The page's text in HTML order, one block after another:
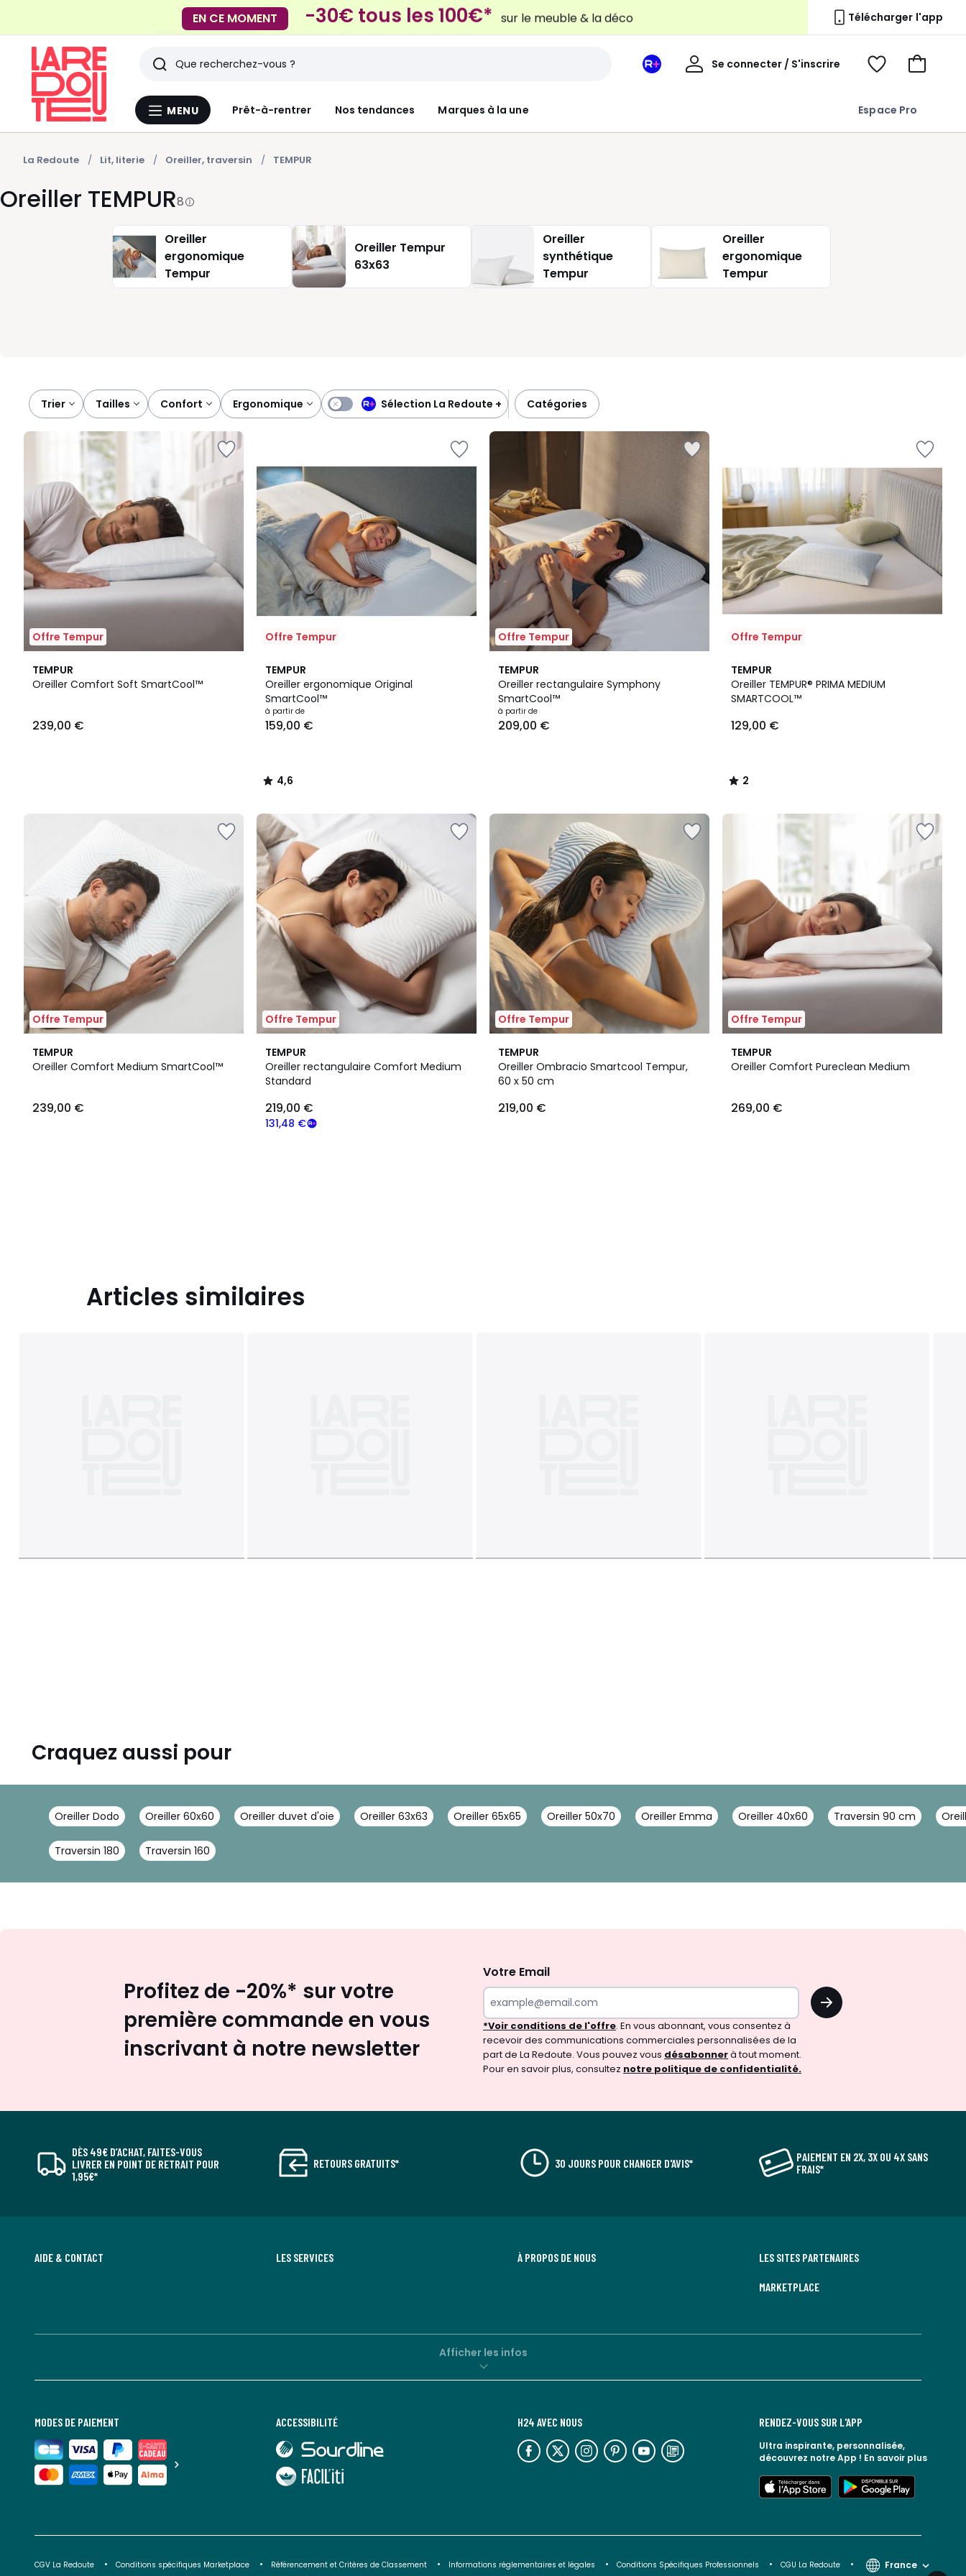
EN CE MOMENT
-40% dès 2 articles* sur le linge de maison et la literie Télécharger l'app
Menu
MENU Prêt-à-rentrer Nos tendances Marques à la une Espace Pro
Rechercher
Derniers
articles
vus
Mon
Se connecter / S'inscrire
Mon
Voir
Voir
La Redoute Lit, literie Oreiller, traversin TEMPUR
Oreiller TEMPUR8
Oreiller
ergonomique
Tempur
Oreiller Tempur
63x63
Oreiller
synthétique
Tempur
Oreiller
ergonomique
Tempur
Trier tailles confort ergonomique Sélection La Redoute + catégories
Offre Tempur
TEMPUR
Oreiller Comfort Soft SmartCool™
€.
239,00 €
Offre Tempur
TEMPUR
Oreiller ergonomique Original
SmartCool™
à partir de
159,00 €
4,6
/ 5
4,6
/
Offre Tempur
TEMPUR
Oreiller rectangulaire Symphony
SmartCool™
à partir de
209,00 €
Offre Tempur
TEMPUR
Oreiller TEMPUR® PRIMA MEDIUM
SMARTCOOL™
129,00 €
2
/
5
2
/
Offre Tempur
TEMPUR
Oreiller Comfort Medium SmartCool™
239,00 €
Offre Tempur
TEMPUR
Oreiller rectangulaire Comfort Medium
Standard
131,48 €
219,00 €
Offre Tempur
TEMPUR
Oreiller Ombracio Smartcool Tempur,
60 x 50 cm
219,00 €
Offre Tempur
TEMPUR
Oreiller Comfort Pureclean Medium
269,00 €
Articles similaires
Craquez aussi pour
Oreiller Dodo Oreiller 60x60 Oreiller duvet d'oie Oreiller 63x63 Oreiller 65x65 Oreiller 50x70 Oreiller Emma Oreiller 40x60 Traversin 90 cm
Traversin 180 Traversin 160
Profitez de -20%* sur votre
première commande en vous
inscrivant à notre newsletter
Votre Email
OK
*Voir conditions de l'offre. En vous abonnant, vous consentez à
recevoir des communications commerciales personnalisées de la
part de La Redoute. Vous pouvez vous désabonnerà tout moment.
Pour en savoir plus, consultez notre politique de confidentialité.
DÈS 49€ D’ACHAT, FAITES-VOUS
LIVRER EN POINT DE RETRAIT POUR
1,95€*
RETOURS GRATUITS* 30 JOURS POUR CHANGER D'AVIS*
PAIEMENT EN 2X, 3X OU 4X SANS
FRAIS*
AIDE & CONTACT LES SERVICES À PROPOS DE NOUS LES SITES PARTENAIRES
MARKETPLACE
Afficher les infos
MODES DE PAIEMENT ACCESSIBILITÉ
lien
vers
Sourdline
lien
H24 AVEC NOUS
lien
vers
lien
vers
lien
vers
lien
vers
lien
vers
lien
vers
RENDEZ-VOUS SUR L'APP
Ultra inspirante, personnalisée,
découvrez notre App ! En savoir plus
lien
vers
lien
vers
CGV La Redoute Conditions spécifiques Marketplace Référencement et Critères de Classement Informations réglementaires et légales Conditions Spécifiques Professionnels
CGU La Redoute
France